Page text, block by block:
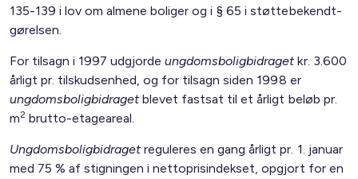
135-139 i lov om almene boliger og i § 65 i støttebekendt­
gørelsen.
For tilsagn i 1997 udgjordeungdomsboligbidraget kr. 3.600
årligt pr. tilskudsenhed, og for tilsagn siden 1998 er
ungdomsboligbidraget blevet fastsat til et årligt beløb pr.
m2 brutto-etageareal.
Ungdomsboligbidraget reguleres en gang årligt pr. 1. januar
med 75 % af stigningen i nettoprisindekset, opgjort for en